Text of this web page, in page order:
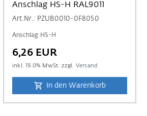
Anschlag HS-H RAL9011
Art.Nr.: PZUB0010-0F8050
Anschlag HS-H
6,26 EUR
inkl.19.0% MwSt. zzgl. Versand
In den Warenkorb